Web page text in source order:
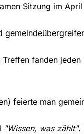
Sitzung im
fanden jeden
feierte man
"Wissen, was zählt".